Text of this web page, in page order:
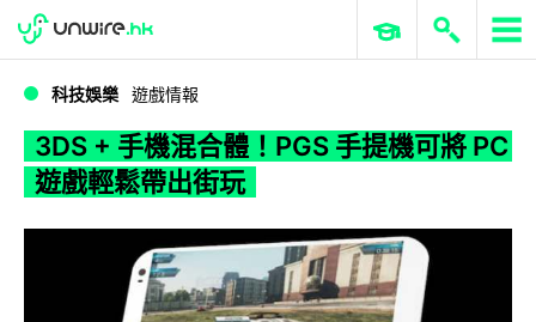
WWDC 2026 ERP 與商業 AI
科技娛樂 遊戲情報
3DS + 手機混合體！PGS 手提機可將 PC
遊戲輕鬆帶出街玩